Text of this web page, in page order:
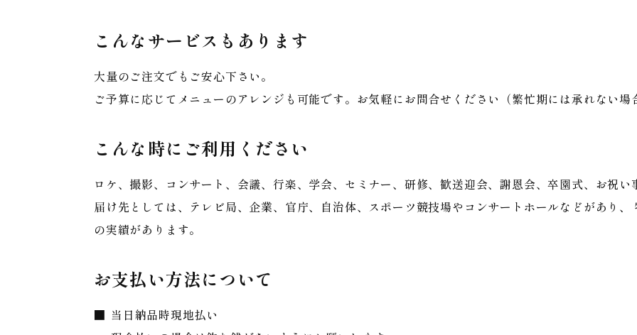
こんなサービスもあります
大量のご注文でもご安心下さい。
ご予算に応じてメニューのアレンジも可能です。お気軽にお問合せください（繁忙期には承れない
こんな時にご利用ください
ロケ、撮影、コンサート、会議、行楽、学会、セミナー、研修、歓送迎会、謝恩会、卒園式、お祝
届け先としては、テレビ局、企業、官庁、自治体、スポーツ競技場やコンサートホールなどがあり
の実績があります。
お支払い方法について
当日納品時現地払い